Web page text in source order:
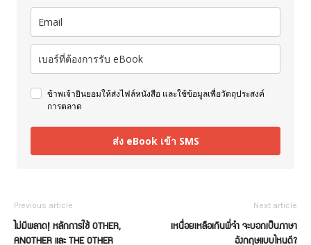
ข้าพเจ้ายินยอมให้ส่งไฟล์หนังสือ และใช้ข้อมูลเพื่อวัตถุประสงค์
การตลาด
ส่ง eBook เข้า SMS
Previous article
ไม่มีพลาด! หลักการใช้ OTHER,
ANOTHER และ THE OTHER
Next article
เหนื่อยเหลือเกินพี่จ๋า จะบอกเป็นภาษา
อังกฤษแบบไหนดี?